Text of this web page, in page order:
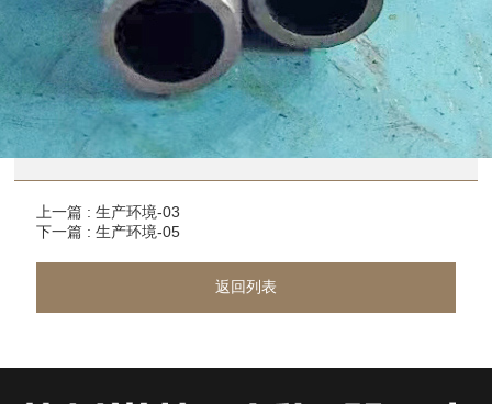
上一篇 : 生产环境-03
下一篇 : 生产环境-05
返回列表